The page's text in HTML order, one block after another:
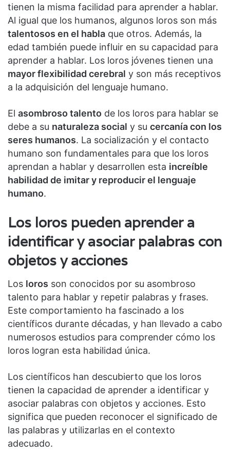
tienen la misma facilidad para aprender a hablar.
Al igual que los humanos, algunos loros son más
talentosos en el habla que otros. Además, la
edad también puede influir en su capacidad para
aprender a hablar. Los loros jóvenes tienen una
mayor flexibilidad cerebral y son más receptivos
a la adquisición del lenguaje humano.
El asombroso talento de los loros para hablar se
debe a su naturaleza social y su cercanía con los
seres humanos. La socialización y el contacto
humano son fundamentales para que los loros
aprendan a hablar y desarrollen esta increíble
habilidad de imitar y reproducir el lenguaje
humano.
Los loros pueden aprender a
identificar y asociar palabras con
objetos y acciones
Los loros son conocidos por su asombroso
talento para hablar y repetir palabras y frases.
Este comportamiento ha fascinado a los
científicos durante décadas, y han llevado a cabo
numerosos estudios para comprender cómo los
loros logran esta habilidad única.
Los científicos han descubierto que los loros
tienen la capacidad de aprender a identificar y
asociar palabras con objetos y acciones. Esto
significa que pueden reconocer el significado de
las palabras y utilizarlas en el contexto
adecuado.